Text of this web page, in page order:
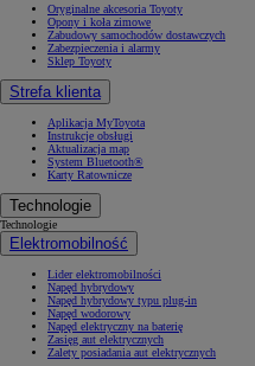
Oryginalne akcesoria Toyoty
Opony i koła zimowe
Zabudowy samochodów dostawczych
Zabezpieczenia i alarmy
Sklep Toyoty
Strefa klienta
Aplikacja MyToyota
Instrukcje obsługi
Aktualizacja map
System Bluetooth®
Karty Ratownicze
Technologie
Technologie
Elektromobilność
Lider elektromobilności
Napęd hybrydowy
Napęd hybrydowy typu plug-in
Napęd wodorowy
Napęd elektryczny na baterię
Zasięg aut elektrycznych
Zalety posiadania aut elektrycznych